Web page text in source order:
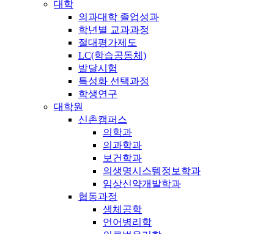
대학
의과대학 졸업성과
학년별 교과과정
절대평가제도
LC(학습공동체)
발달시험
특성화 선택과정
학생연구
대학원
신촌캠퍼스
의학과
의과학과
보건학과
의생명시스템정보학과
임상신약개발학과
협동과정
생체공학
언어병리학